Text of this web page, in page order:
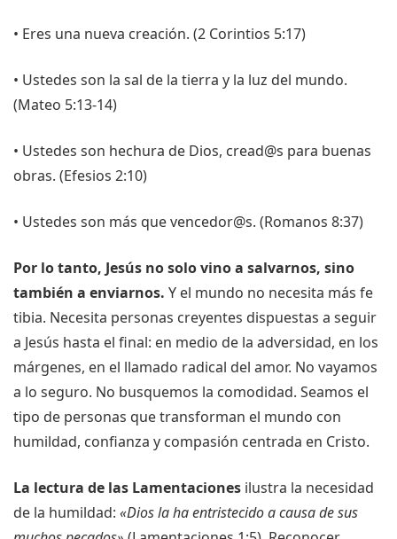
• Eres una nueva creación. (2 Corintios 5:17)
• Ustedes son la sal de la tierra y la luz del mundo.
(Mateo 5:13-14)
• Ustedes son hechura de Dios, cread@s para buenas
obras. (Efesios 2:10)
• Ustedes son más que vencedor@s. (Romanos 8:37)
Por lo tanto, Jesús no solo vino a salvarnos, sino
también a enviarnos. Y el mundo no necesita más fe
tibia. Necesita personas creyentes dispuestas a seguir
a Jesús hasta el final: en medio de la adversidad, en los
márgenes, en el llamado radical del amor. No vayamos
a lo seguro. No busquemos la comodidad. Seamos el
tipo de personas que transforman el mundo con
humildad, confianza y compasión centrada en Cristo.
La lectura de las Lamentaciones ilustra la necesidad
de la humildad: «Dios la ha entristecido a causa de sus